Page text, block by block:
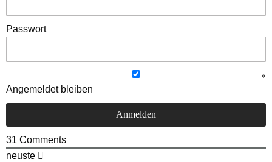
Passwort
Angemeldet bleiben
31 Comments
neuste